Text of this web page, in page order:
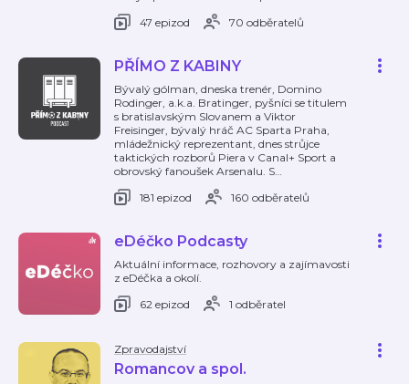
47 epizod
70 odběratelů
PŘÍMO Z KABINY
Bývalý gólman, dneska trenér, Domino
Rodinger, a.k.a. Bratinger, pyšníci se titulem
s bratislavským Slovanem a Viktor
Freisinger, bývalý hráč AC Sparta Praha,
mládežnický reprezentant, dnes strůjce
taktických rozborů Piera v Canal+ Sport a
obrovský fanoušek Arsenalu. S…
181 epizod
160 odběratelů
eDéčko Podcasty
Aktuální informace, rozhovory a zajímavosti
z eDéčka a okolí.
62 epizod
1 odběratel
Zpravodajství
Romancov a spol.